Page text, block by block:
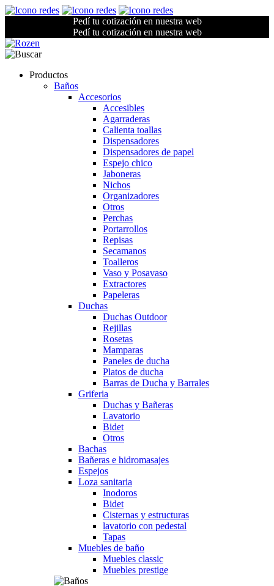
Pedí tu cotización en nuestra web
Pedí tu cotización en nuestra web
Productos
Baños
Accesorios
Accesibles
Agarraderas
Calienta toallas
Dispensadores
Dispensadores de papel
Espejo chico
Jaboneras
Nichos
Organizadores
Otros
Perchas
Portarrollos
Repisas
Secamanos
Toalleros
Vaso y Posavaso
Extractores
Papeleras
Duchas
Duchas Outdoor
Rejillas
Rosetas
Mamparas
Paneles de ducha
Platos de ducha
Barras de Ducha y Barrales
Griferia
Duchas y Bañeras
Lavatorio
Bidet
Otros
Bachas
Bañeras e hidromasajes
Espejos
Loza sanitaria
Inodoros
Bidet
Cisternas y estructuras
lavatorio con pedestal
Tapas
Muebles de baño
Muebles classic
Muebles prestige